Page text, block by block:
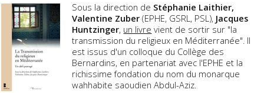
Sous la direction de Stéphanie Laithier,
Valentine Zuber (EPHE, GSRL, PSL), Jacques
Huntzinger, un livre vient de sortir sur "la
transmission du religieux en Méditerranée". Il
est issus d'un colloque du Collège des
Bernardins, en partenariat avec l'EPHE et la
richissime fondation du nom du monarque
wahhabite saoudien Abdul-Aziz.